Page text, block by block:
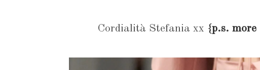
Cordialità Stefania xx {p.s. more